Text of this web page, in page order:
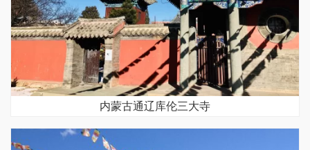
内蒙古通辽库伦三大寺